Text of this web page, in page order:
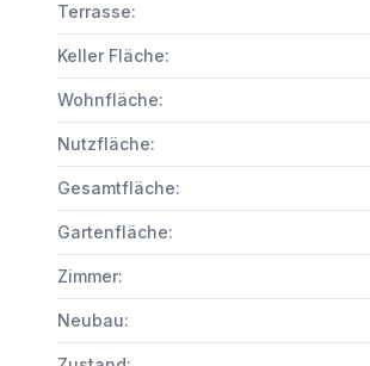
Terrasse:
Keller Fläche:
Wohnfläche:
Nutzfläche:
Gesamtfläche:
Gartenfläche:
Zimmer:
Neubau: